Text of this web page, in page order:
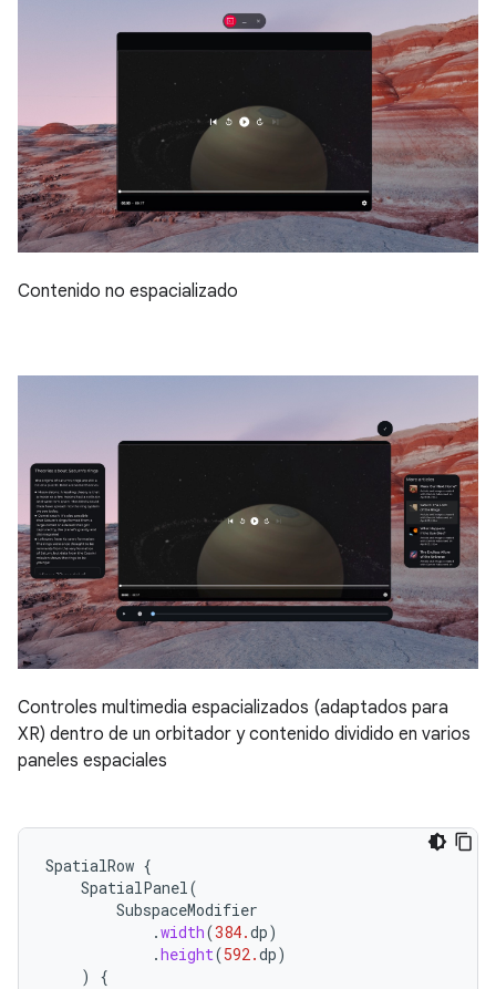
Contenido no espacializado
Controles multimedia espacializados (adaptados para
XR) dentro de un orbitador y contenido dividido en varios
paneles espaciales
SpatialRow {
SpatialPanel(
SubspaceModifier
.width(384.dp)
.height(592.dp)
)
{